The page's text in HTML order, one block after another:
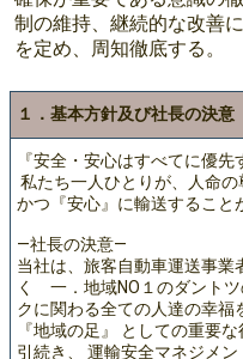
制の維持、継続的な改善
を定め、周知徹底する。
１．基本方針及び社長の決意
『安全・安心はすべてに優先
私たち一人ひとりが、人命の
かつ『安心』に輸送すること
―社長の決意―
当社は、旅客自動車運送事業
く 一．地域NO１のダント
クに関わる全ての人達の幸福
『地域の足』 としての重要
引続き、 運輸安全マネジメ